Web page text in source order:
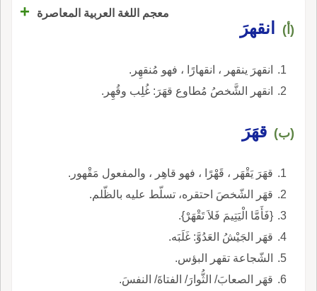
معجم اللغة العربية المعاصرة +
(أ) انقهرَ
انقهرَ ينقهر ، انقهارًا ، فهو مُنقهِر.
انقهر الشَّخصُ مُطاوع قهَرَ: غُلِب وقُهِر.
(ب) قهَرَ
قهَرَ يَقْهَر ، قَهْرًا ، فهو قاهِر ، والمفعول مَقْهور.
قهَر الشّخصَ احتقره، تسلّط عليه بالظّلم.
{فَأَمَّا الْيَتِيمَ فَلاَ تَقْهَرْ}.
قهَر الجَيْشُ العَدُوَّ: غَلَبَه.
الشّجاعة تقهر البؤس.
قهَر الصعابَ/ الثُّوارَ/ الفتاةَ/ النفسَ.